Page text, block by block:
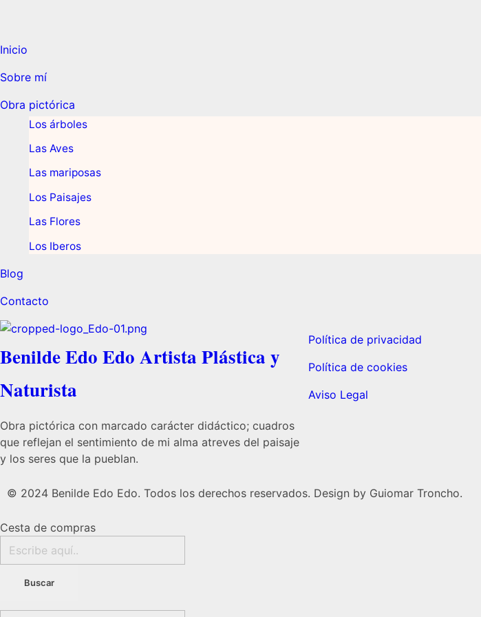
Inicio
Sobre mí
Obra pictórica
Los árboles
Las Aves
Las mariposas
Los Paisajes
Las Flores
Los Iberos
Blog
Contacto
Benilde Edo Edo Artista Plástica y
Naturista
Obra pictórica con marcado carácter didáctico; cuadros
que reflejan el sentimiento de mi alma atreves del paisaje
y los seres que la pueblan.
Política de privacidad
Política de cookies
Aviso Legal
© 2024 Benilde Edo Edo. Todos los derechos reservados. Design by Guiomar Troncho.
Cesta de compras